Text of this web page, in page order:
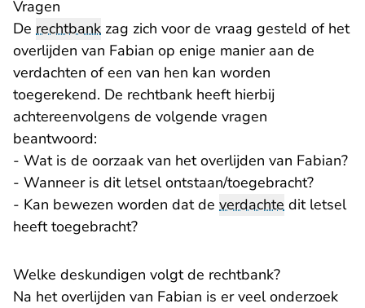
Vragen
De rechtbank zag zich voor de vraag gesteld of het
overlijden van Fabian op enige manier aan de
verdachten of een van hen kan worden
toegerekend. De rechtbank heeft hierbij
achtereenvolgens de volgende vragen
beantwoord:
- Wat is de oorzaak van het overlijden van Fabian?
- Wanneer is dit letsel ontstaan/toegebracht?
- Kan bewezen worden dat de verdachte dit letsel
heeft toegebracht?
Welke deskundigen volgt de rechtbank?
Na het overlijden van Fabian is er veel onderzoek